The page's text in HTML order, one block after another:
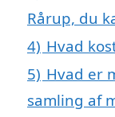
Rårup, du
4) Hvad
5) Hvad er
samling af